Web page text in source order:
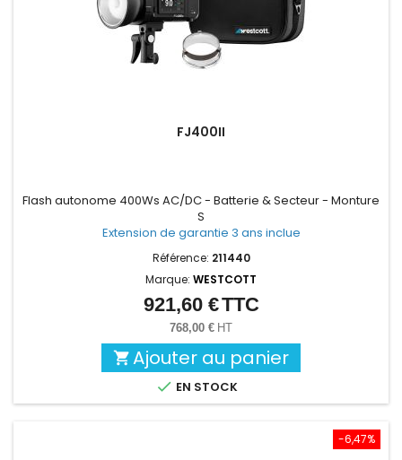
FJ400II
Flash autonome 400Ws AC/DC - Batterie & Secteur - Monture
S
Extension de garantie 3 ans inclue
Référence: 211440
Marque: WESTCOTT
Prix
921,60 €TTC
768,00 € HT
 Ajouter au panier
 EN STOCK
-6,47%